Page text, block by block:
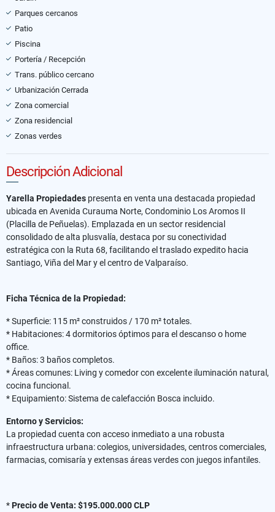
Parques cercanos
Patio
Piscina
Portería / Recepción
Trans. público cercano
Urbanización Cerrada
Zona comercial
Zona residencial
Zonas verdes
Descripción Adicional
Yarella Propiedades presenta en venta una destacada propiedad
ubicada en Avenida Curauma Norte, Condominio Los Aromos II
(Placilla de Peñuelas). Emplazada en un sector residencial
consolidado de alta plusvalía, destaca por su conectividad
estratégica con la Ruta 68, facilitando el traslado expedito hacia
Santiago, Viña del Mar y el centro de Valparaíso.
Ficha Técnica de la Propiedad:
* Superficie: 115 m² construidos / 170 m² totales.
* Habitaciones: 4 dormitorios óptimos para el descanso o home
office.
* Baños: 3 baños completos.
* Áreas comunes: Living y comedor con excelente iluminación natural,
cocina funcional.
* Equipamiento: Sistema de calefacción Bosca incluido.
Entorno y Servicios:
La propiedad cuenta con acceso inmediato a una robusta
infraestructura urbana: colegios, universidades, centros comerciales,
farmacias, comisaría y extensas áreas verdes con juegos infantiles.
*Precio de Venta: $195.000.000 CLP